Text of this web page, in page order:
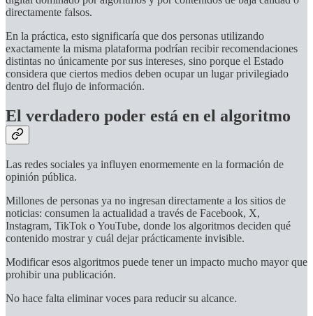
directamente falsos.
En la práctica, esto significaría que dos personas utilizando
exactamente la misma plataforma podrían recibir recomendaciones
distintas no únicamente por sus intereses, sino porque el Estado
considera que ciertos medios deben ocupar un lugar privilegiado
dentro del flujo de información.
El verdadero poder está en el algoritmo
Las redes sociales ya influyen enormemente en la formación de
opinión pública.
Millones de personas ya no ingresan directamente a los sitios de
noticias: consumen la actualidad a través de Facebook, X,
Instagram, TikTok o YouTube, donde los algoritmos deciden qué
contenido mostrar y cuál dejar prácticamente invisible.
Modificar esos algoritmos puede tener un impacto mucho mayor que
prohibir una publicación.
No hace falta eliminar voces para reducir su alcance.